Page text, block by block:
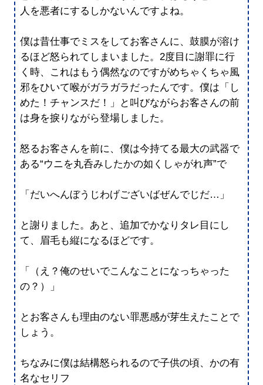
人を悪者にするしかないんですよね。
僕は昔仕事でミスをしてお客さんに、鼓膜が溶け
るほど怒られてしまいました。2度目に謝罪に行
く時、これはもう偶然なのですがめちゃくちゃ風
邪をひいて喉がガラガラだったんです。僕は「し
めた！チャンスだ！」と叫びながらお客さんの前
は身を捩りながら登場しました。
怒るお客さんを前に、僕は今持てる最大の武器で
ある“ウニを丸呑みしたかの如くしゃがれ声”で
「だいへんぼうじわげございばぜんでじだ…」
と謝りました。あと、追加でかなりタレ目にし
て、眉毛も縦になるほどです。
「（え？俺のせいでこんなことになっちゃった
の？）」
とお客さんも理由のない罪悪感が芽生えたことで
しょう。
ちなみに僕は結構怒られるので子供の頃、かの有
名なセリフ